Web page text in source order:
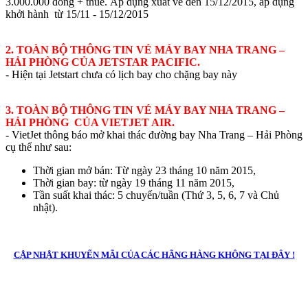
khởi hành từ 15/11 - 15/12/2015
2. TOÀN BỘ THÔNG TIN VÉ MÁY BAY NHA TRANG –
HẢI PHÒNG CỦA JETSTAR PACIFIC.
- Hiện tại Jetstart chưa có lịch bay cho chặng bay này
3. TOÀN BỘ THÔNG TIN VÉ MÁY BAY NHA TRANG –
HẢI PHÒNG CỦA VIETJET AIR.
- VietJet thông báo mở khai thác đường bay Nha Trang – Hải Phòng
cụ thể như sau:
Thời gian mở bán: Từ ngày 23 tháng 10 năm 2015,
Thời gian bay: từ ngày 19 tháng 11 năm 2015,
Tần suất khai thác: 5 chuyến/tuần (Thứ 3, 5, 6, 7 và Chủ
nhật).
CẬP NHẬT KHUYẾN MÃI CỦA CÁC HÃNG HÀNG KHÔNG TẠI ĐÂY !